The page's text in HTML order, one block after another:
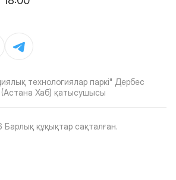
технологиялар паркі" Дербес
(Астана Хаб) қатысушысы
Барлық құқықтар сақталған.